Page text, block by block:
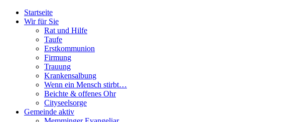
Startseite
Wir für Sie
Rat und Hilfe
Taufe
Erstkommunion
Firmung
Trauung
Krankensalbung
Wenn ein Mensch stirbt…
Beichte & offenes Ohr
Cityseelsorge
Gemeinde aktiv